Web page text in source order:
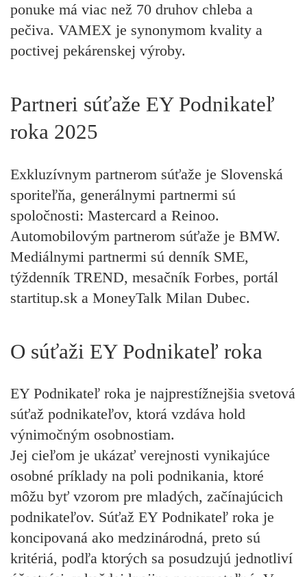
ponuke má viac než 70 druhov chleba a
pečiva. VAMEX je synonymom kvality a
poctivej pekárenskej výroby.
Partneri súťaže EY Podnikateľ
roka 2025
Exkluzívnym partnerom súťaže je Slovenská
sporiteľňa, generálnymi partnermi sú
spoločnosti: Mastercard a Reinoo.
Automobilovým partnerom súťaže je BMW.
Mediálnymi partnermi sú denník SME,
týždenník TREND, mesačník Forbes, portál
startitup.sk a MoneyTalk Milan Dubec.
O súťaži EY Podnikateľ roka
EY Podnikateľ roka je najprestížnejšia svetová
súťaž podnikateľov, ktorá vzdáva hold
výnimočným osobnostiam.
Jej cieľom je ukázať verejnosti vynikajúce
osobné príklady na poli podnikania, ktoré
môžu byť vzorom pre mladých, začínajúcich
podnikateľov. Súťaž EY Podnikateľ roka je
koncipovaná ako medzinárodná, preto sú
kritériá, podľa ktorých sa posudzujú jednotliví